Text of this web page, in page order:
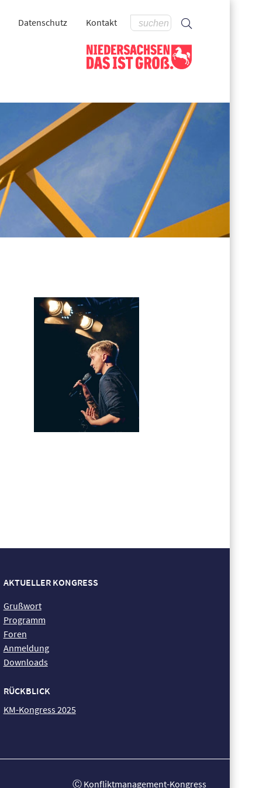
Kontakt
Datenschutz
AKTUELLER KONGRESS
Grußwort
Programm
Foren
Anmeldung
Downloads
RÜCKBLICK
KM-Kongress 2025
Ⓒ Konfliktmanagement-Kongress